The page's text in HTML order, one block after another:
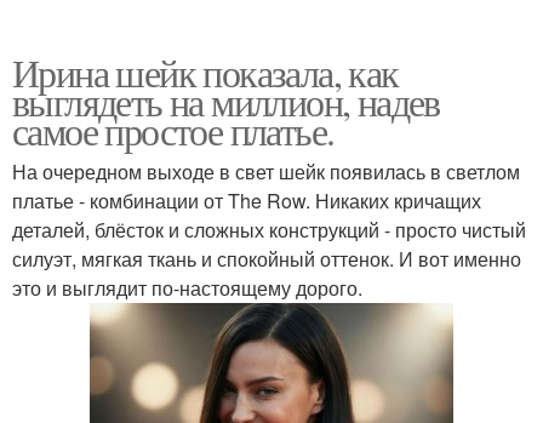
Ирина шейк показала, как
выглядеть на миллион, надев
самое простое платье.
На очередном выходе в свет шейк появилась в светлом
платье - комбинации от The Row. Никаких кричащих
деталей, блёсток и сложных конструкций - просто чистый
силуэт, мягкая ткань и спокойный оттенок. И вот именно
это и выглядит по-настоящему дорого.